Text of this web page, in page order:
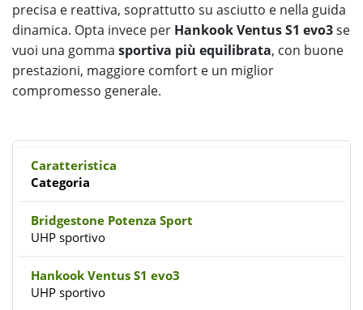
precisa e reattiva, soprattutto su asciutto e nella guida
dinamica. Opta invece per Hankook Ventus S1 evo3se
vuoi una gomma sportiva più equilibrata, con buone
prestazioni, maggiore comfort e un miglior
compromesso generale.
Categoria
UHP sportivo
UHP sportivo